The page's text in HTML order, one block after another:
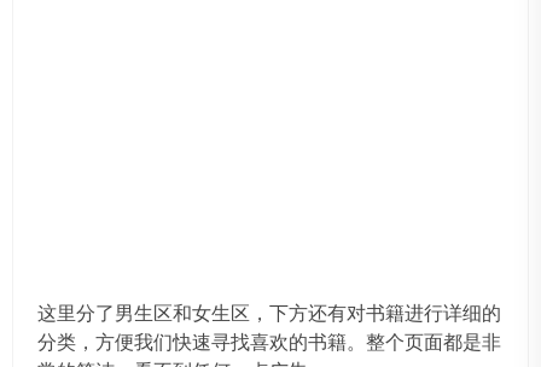
这里分了男生区和女生区，下方还有对书籍进行详细的
分类，方便我们快速寻找喜欢的书籍。整个页面都是非